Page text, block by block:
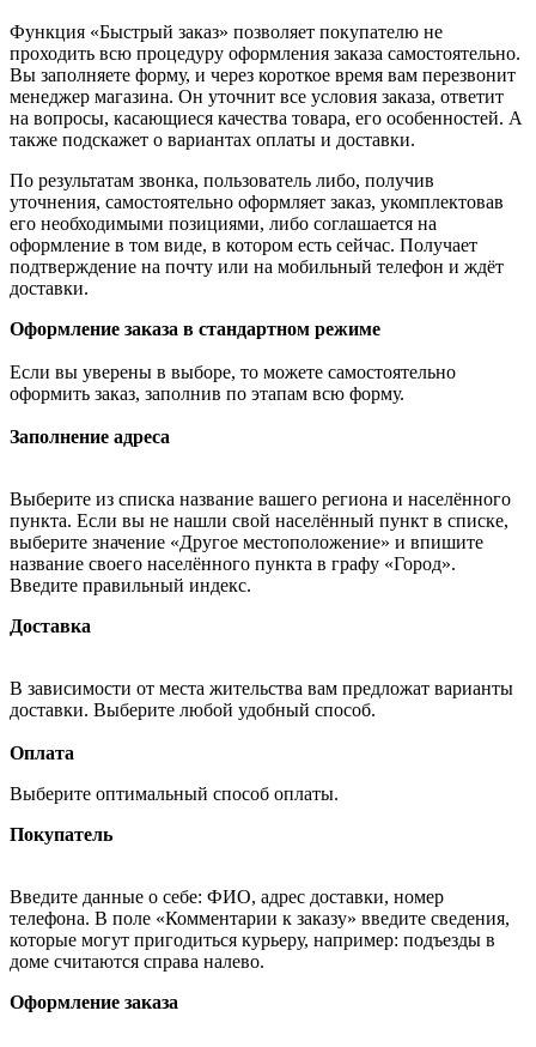
Функция «Быстрый заказ» позволяет покупателю не
проходить всю процедуру оформления заказа самостоятельно.
Вы заполняете форму, и через короткое время вам перезвонит
менеджер магазина. Он уточнит все условия заказа, ответит
на вопросы, касающиеся качества товара, его особенностей. А
также подскажет о вариантах оплаты и доставки.
По результатам звонка, пользователь либо, получив
уточнения, самостоятельно оформляет заказ, укомплектовав
его необходимыми позициями, либо соглашается на
оформление в том виде, в котором есть сейчас. Получает
подтверждение на почту или на мобильный телефон и ждёт
доставки.
Оформление заказа в стандартном режиме
Если вы уверены в выборе, то можете самостоятельно
оформить заказ, заполнив по этапам всю форму.
Заполнение адреса
Выберите из списка название вашего региона и населённого
пункта. Если вы не нашли свой населённый пункт в списке,
выберите значение «Другое местоположение» и впишите
название своего населённого пункта в графу «Город».
Введите правильный индекс.
Доставка
В зависимости от места жительства вам предложат варианты
доставки. Выберите любой удобный способ.
Оплата
Выберите оптимальный способ оплаты.
Покупатель
Введите данные о себе: ФИО, адрес доставки, номер
телефона. В поле «Комментарии к заказу» введите сведения,
которые могут пригодиться курьеру, например: подъезды в
доме считаются справа налево.
Оформление заказа